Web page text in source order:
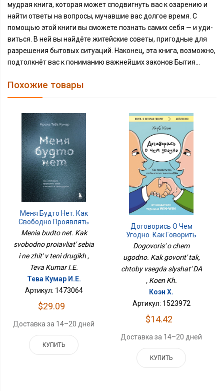
мудрая книга, которая может сподвигнуть вас к озарению и
найти ответы на вопросы, мучавшие вас долгое время. С
помощью этой книги вы сможете познать самих себя — и уди­
виться. В ней вы найдёте житейские советы, пригодные для
разрешения бытовых ситуаций. Наконец, эта книга, возможно,
подтолкнёт вас к пониманию важнейших законов Бытия…
Похожие товары
Меня Будто Нет. Как
Свободно Проявлять
Себя И Не Жить В Тени
Menia budto net. Kak
svobodno proiavliat' sebia
i ne zhit' v teni drugikh ,
Teva Kumar I.E.
Тева Кумар И.Е.
Артикул: 1473064
$29.09
Доставка за 14–20 дней
КУПИТЬ
Договорись О Чем
Угодно. Как Говорить
Так, Чтобы Всегда
Слышать ДА
Dogovoris' o chem
ugodno. Kak govorit' tak,
chtoby vsegda slyshat' DA
, Koen Kh.
Коэн Х.
Артикул: 1523972
$14.42
Доставка за 14–20 дней
КУПИТЬ